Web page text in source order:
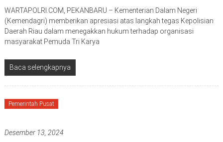
WARTAPOLRI.COM, PEKANBARU – Kementerian Dalam Negeri
(Kemendagri) memberikan apresiasi atas langkah tegas Kepolisian
Daerah Riau dalam menegakkan hukum terhadap organisasi
masyarakat Pemuda Tri Karya
Baca selengkapnya
Pemerintah Pusat
Desember 13, 2024